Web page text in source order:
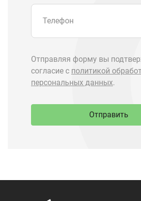
Запчасти Урал
Запчасти Камаз
Спецпредложения